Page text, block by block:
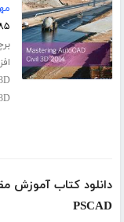
۱۸۵
دانلود کتاب آموزش
PSCAD